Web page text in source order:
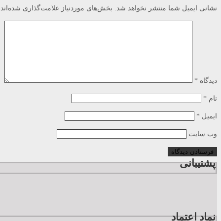
نشانی ایمیل شما منتشر نخواهد شد. بخش‌های موردنیاز علامت‌گذاری
دیدگاه *
نام *
ایمیل *
وب‌ سایت
پشتیبانی
نماد اعتماد